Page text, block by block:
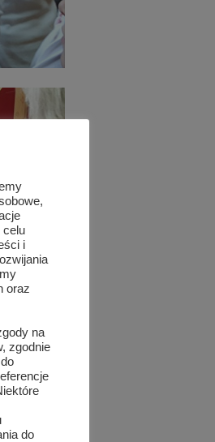
celu
i
oraz
na
zgodnie
do